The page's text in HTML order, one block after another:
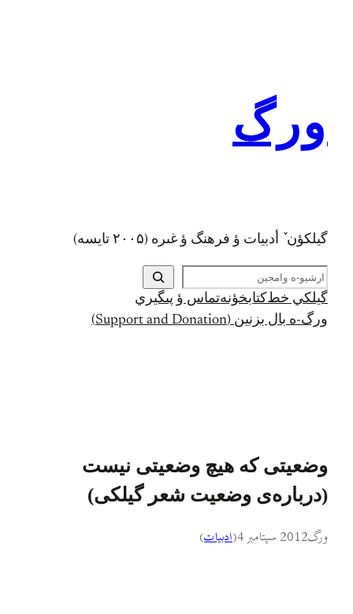
ورگ
گيلکؤن ٚ أدبیات ؤ فرهنگ ؤ غىره (۲۰۰۵ تايسه)
ج
س
ت
ج
گيلکي خط کتابخؤنهتماس ؤ پىگيري
ورگ-ه بال بزنين (Support and Donation)
وضعیتی که هیچ وضعیتی نیست
(درباره‌ی وضعیت شعر گیلکی)
ورگ2012 سپتامبر 4 (ادبيات)